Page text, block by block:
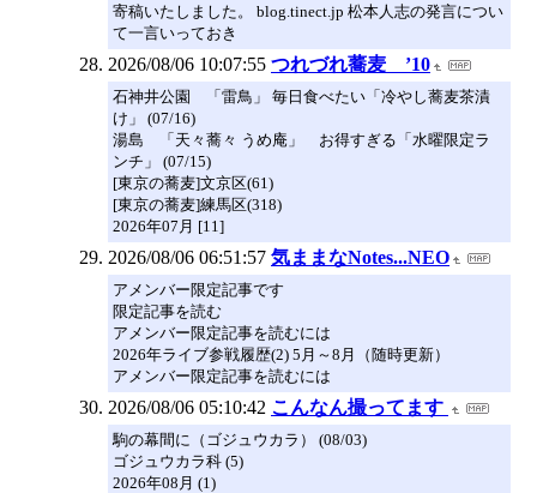
寄稿いたしました。 blog.tinect.jp 松本人志の発言につい
て一言いっておき
2026/08/06 10:07:55 つれづれ蕎麦 ’10
石神井公園 「雷鳥」 毎日食べたい「冷やし蕎麦茶漬
け」 (07/16)
湯島 「天々蕎々 うめ庵」 お得すぎる「水曜限定ラ
ンチ」 (07/15)
[東京の蕎麦]文京区(61)
[東京の蕎麦]練馬区(318)
2026年07月 [11]
2026/08/06 06:51:57 気ままなNotes...NEO
アメンバー限定記事です
限定記事を読む
アメンバー限定記事を読むには
2026年ライブ参戦履歴(2) 5月～8月（随時更新）
アメンバー限定記事を読むには
2026/08/06 05:10:42 こんなん撮ってます
駒の幕間に（ゴジュウカラ） (08/03)
ゴジュウカラ科 (5)
2026年08月 (1)